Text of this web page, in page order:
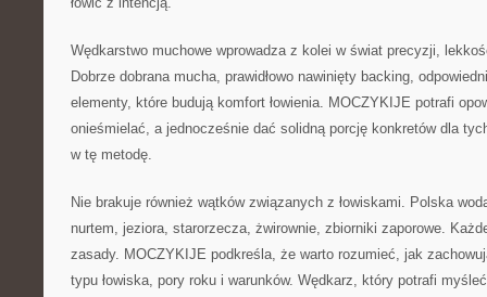
Wędkarstwo muchowe wprowadza z kolei w świat precyzji,
Dobrze dobrana mucha, prawidłowo nawinięty backing,
elementy, które budują komfort łowienia. MOCZYKIJE potrafi
onieśmielać, a jednocześnie dać solidną porcję konkretów dla
w tę metodę.
Nie brakuje również wątków związanych z łowiskami. Polska
nurtem, jeziora, starorzecza, żwirownie, zbiorniki zaporowe.
zasady. MOCZYKIJE podkreśla, że warto rozumieć, jak
typu łowiska, pory roku i warunków. Wędkarz, który potrafi